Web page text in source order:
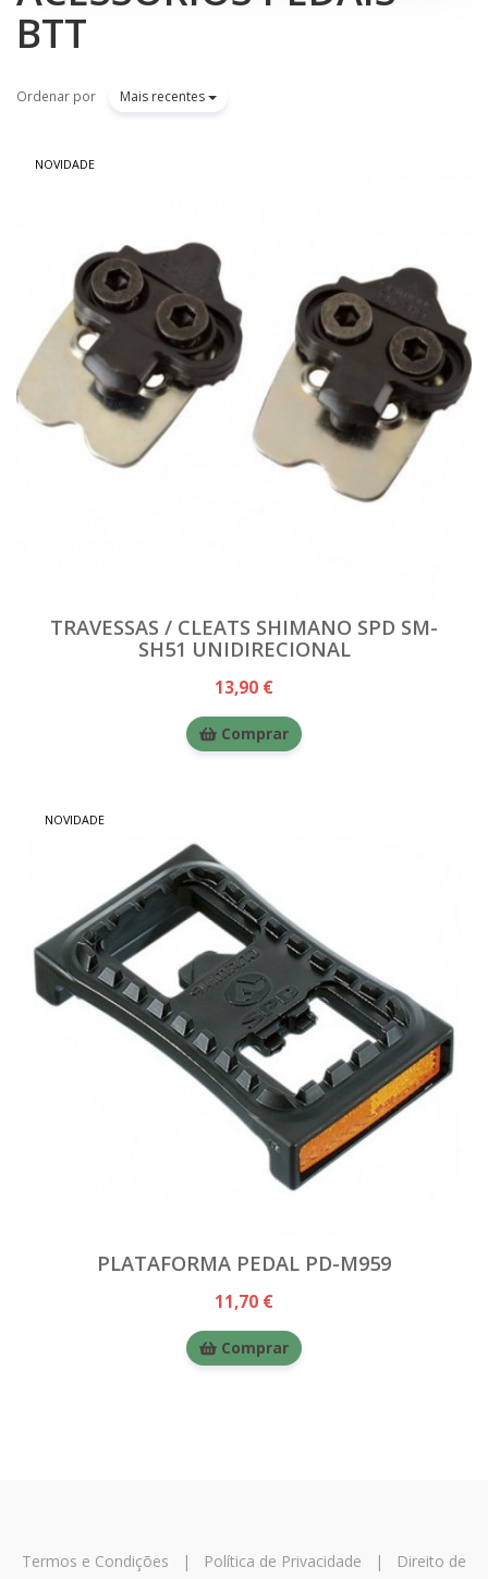
BTT
Ordenar por Mais recentes
NOVIDADE
TRAVESSAS / CLEATS SHIMANO SPD SM-
SH51 UNIDIRECIONAL
13,90 €
Comprar
NOVIDADE
PLATAFORMA PEDAL PD-M959
11,70 €
Comprar
Termos e Condições | Política de Privacidade | Direito de